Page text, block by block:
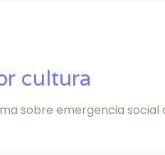
cultura
sobre emergencia social